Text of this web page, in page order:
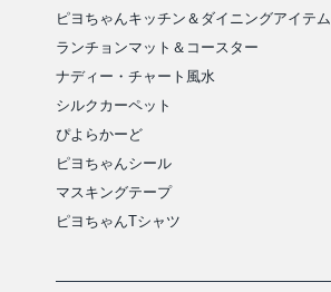
ピヨちゃんキッチン＆ダイニングアイテム
ランチョンマット＆コースター
ナディー・チャート風水
シルクカーペット
ぴよらかーど
ピヨちゃんシール
マスキングテープ
ピヨちゃんTシャツ